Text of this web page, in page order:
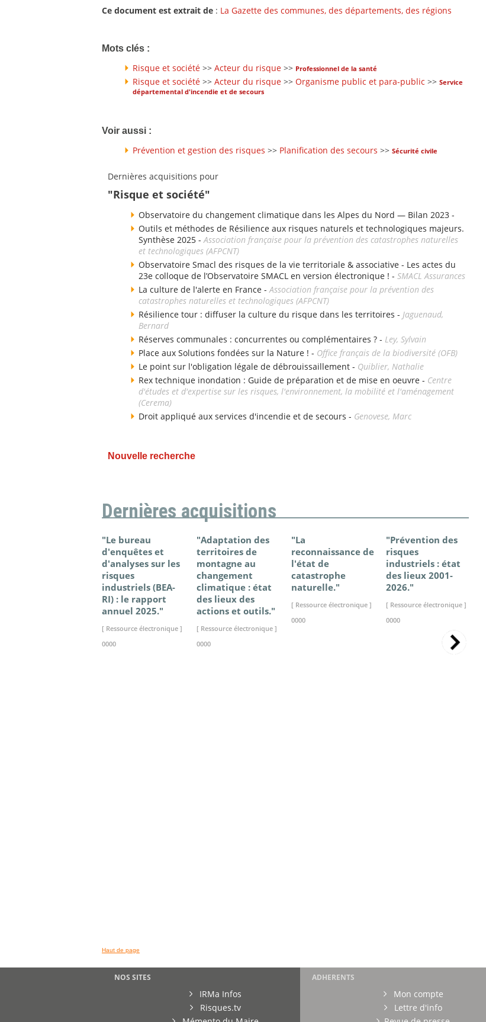
Ce document est extrait de : La Gazette des communes, des départements, des régions
Mots clés :
Risque et société >> Acteur du risque >> Professionnel de la santé
Risque et société >> Acteur du risque >> Organisme public et para-public >> Service
départemental d'incendie et de secours
Voir aussi :
Prévention et gestion des risques >> Planification des secours >> Sécurité civile
Dernières acquisitions pour
"Risque et société"
Observatoire du changement climatique dans les Alpes du Nord — Bilan 2023 -
Outils et méthodes de Résilience aux risques naturels et technologiques majeurs.
Synthèse 2025 -Association française pour la prévention des catastrophes naturelles
et technologiques (AFPCNT)
Observatoire Smacl des risques de la vie territoriale & associative - Les actes du
23e colloque de l’Observatoire SMACL en version électronique ! - SMACL Assurances
La culture de l'alerte en France -Association française pour la prévention des
catastrophes naturelles et technologiques (AFPCNT)
Résilience tour : diffuser la culture du risque dans les territoires - Jaguenaud,
Bernard
Réserves communales : concurrentes ou complémentaires ? - Ley, Sylvain
Place aux Solutions fondées sur la Nature ! - Office français de la biodiversité (OFB)
Le point sur l'obligation légale de débrouissaillement - Quiblier, Nathalie
Rex technique inondation : Guide de préparation et de mise en oeuvre - Centre
d'études et d'expertise sur les risques, l'environnement, la mobilité et l'aménagement
(Cerema)
Droit appliqué aux services d'incendie et de secours - Genovese, Marc
Nouvelle recherche
Dernières acquisitions
"Le bureau
d'enquêtes et
d'analyses sur les
risques
industriels (BEA-
RI) : le rapport
annuel 2025."
[ Ressource électronique ]
0000
"Adaptation des
territoires de
montagne au
changement
climatique : état
des lieux des
actions et outils."
[ Ressource électronique ]
0000
"La
reconnaissance de
l'état de
catastrophe
naturelle."
[ Ressource électronique ]
0000
"Prévention des
risques
industriels : état
des lieux 2001-
2026."
[ Ressource électronique ]
0000
Haut de page
NOS SITES
IRMa Infos
Risques.tv
ADHERENTS
Mon compte
Lettre d'info